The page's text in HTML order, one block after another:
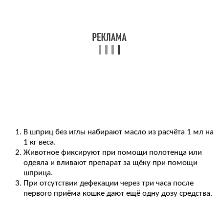
В шприц без иглы набирают масло из расчёта 1 мл на
1 кг веса.
Животное фиксируют при помощи полотенца или
одеяла и вливают препарат за щёку при помощи
шприца.
При отсутствии дефекации через три часа после
первого приёма кошке дают ещё одну дозу средства.